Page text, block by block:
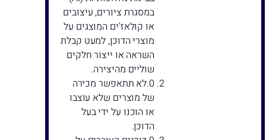
במסגרת ציורים, עיצובים
או קולאז'ים המוצגים על
מוצרי הדוכן, למעט קבלת
השראה או ייצור חלקים
שוליים מהיצירה.
לא תתאפשר מכירה
של מוצרים שלא עוצבו
או הוכנו על ידי בעל
הדוכן.